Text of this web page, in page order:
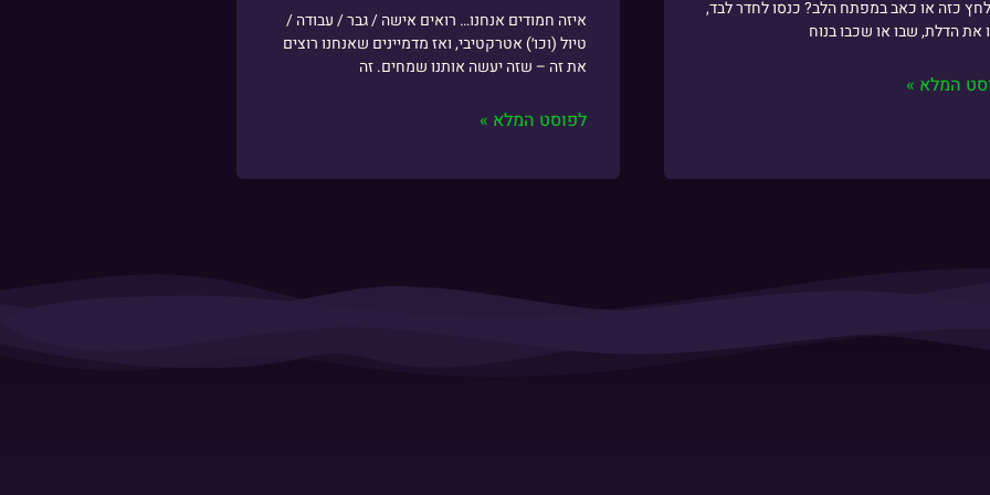
כזה או כאב במפתח הלב? כנסו לחדר לבד,
את הדלת, שבו או שכבו בנוח
המלא »
איזה חמודים אנחנו… רואים אישה / גבר / עבודה /
טיול (וכו׳) אטרקטיבי, ואז מדמיינים שאנחנו רוצים
את זה – שזה יעשה אותנו שמחים. זה
לפוסט המלא »